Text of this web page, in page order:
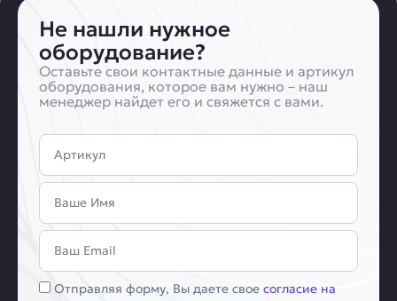
Не нашли нужное
оборудование?
Оставьте свои контактные данные и артикул
оборудования, которое вам нужно – наш
менеджер найдет его и свяжется с вами.
Артикул
Имя
Email
Соглашение
Отправляя форму, Вы даете свое согласие на